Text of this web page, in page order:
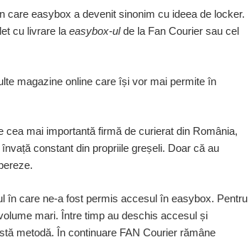
easybox a devenit sinonim cu ideea de locker.
cu livrare la easybox-ulde la Fan Courier sau cel
magazine online care își vor mai permite în
mai importantă firmă de curierat din România,
constant din propriile greșeli. Doar că au
în care ne-a fost permis accesul în easybox. Pentru
mari. Între timp au deschis accesul și
metodă. În continuare FAN Courier rămâne